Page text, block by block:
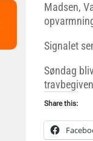
Madsen,
Signalet
Søndag
Share this: